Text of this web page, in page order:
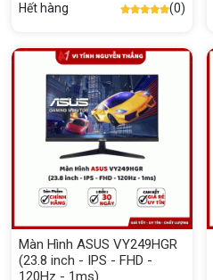
Hết hàng (0)
Màn Hình ASUS VY249HGR
(23.8 inch - IPS - FHD -
120Hz - 1ms)